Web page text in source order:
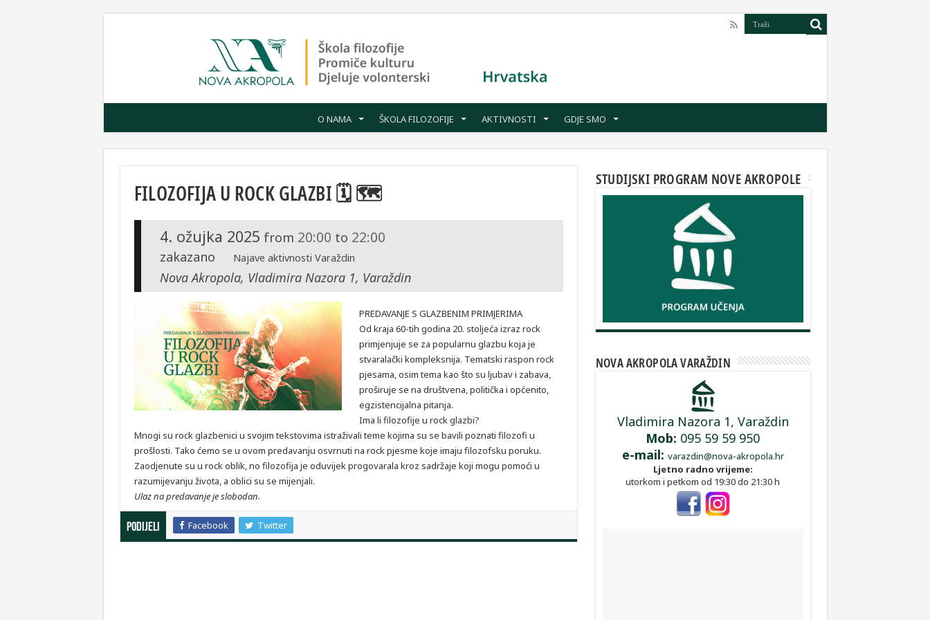
O NAMA ŠKOLA FILOZOFIJE AKTIVNOSTI GDJE SMO
FILOZOFIJA U ROCK GLAZBI 🗓 🗺
4. ožujka 2025 from 20:00 to 22:00
zakazano Najave aktivnosti Varaždin
Nova Akropola, Vladimira Nazora 1, Varaždin
PREDAVANJE S GLAZBENIM PRIMJERIMA
Od kraja 60-tih godina 20. stoljeća izraz rock
primjenjuje se za popularnu glazbu koja je
stvaralački kompleksnija. Tematski raspon rock
pjesama, osim tema kao što su ljubav i zabava,
proširuje se na društvena, politička i općenito,
egzistencijalna pitanja.
Ima li filozofije u rock glazbi?
Mnogi su rock glazbenici u svojim tekstovima istraživali teme kojima su se bavili poznati filozofi u
prošlosti. Tako ćemo se u ovom predavanju osvrnuti na rock pjesme koje imaju filozofsku poruku.
Zaodjenute su u rock oblik, no filozofija je oduvijek progovarala kroz sadržaje koji mogu pomoći u
razumijevanju života, a oblici su se mijenjali.
Ulaz na predavanje je slobodan.
Podijeli Facebook Twitter
STUDIJSKI PROGRAM NOVE AKROPOLE
NOVA AKROPOLA VARAŽDIN
Vladimira Nazora 1, Varaždin
Mob: 095 59 59 950
e-mail: varazdin@nova-akropola.hr
Ljetno radno vrijeme:
utorkom i petkom od 19:30 do 21:30 h